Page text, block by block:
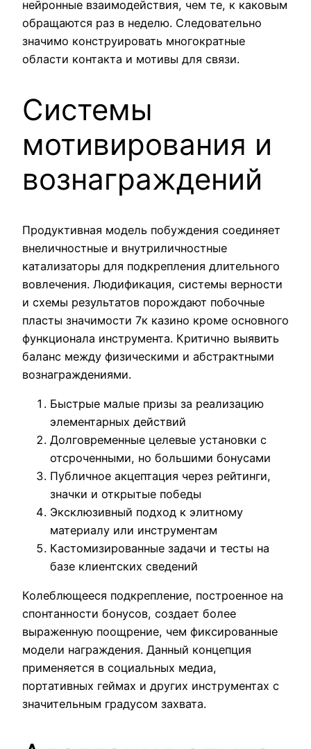
нейронные взаимодействия, чем те, к каковым
обращаются раз в неделю. Следовательно
значимо конструировать многократные
области контакта и мотивы для связи.
Системы
мотивирования и
вознаграждений
Продуктивная модель побуждения соединяет
внеличностные и внутриличностные
катализаторы для подкрепления длительного
вовлечения. Людификация, системы верности
и схемы результатов порождают побочные
пласты значимости 7к казино кроме основного
функционала инструмента. Критично выявить
баланс между физическими и абстрактными
вознаграждениями.
Быстрые малые призы за реализацию
элементарных действий
Долговременные целевые установки с
отсроченными, но большими бонусами
Публичное акцептация через рейтинги,
значки и открытые победы
Эксклюзивный подход к элитному
материалу или инструментам
Кастомизированные задачи и тесты на
базе клиентских сведений
Колеблющееся подкрепление, построенное на
спонтанности бонусов, создает более
выраженную поощрение, чем фиксированные
модели награждения. Данный концепция
применяется в социальных медиа,
портативных геймах и других инструментах с
значительным градусом захвата.